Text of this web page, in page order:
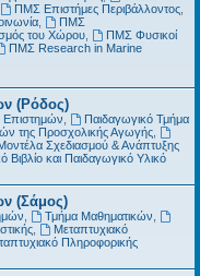
ΠΜΣ Επιστήμες Περιβάλλοντος,
,
ΠΜΣ
του Χώρου
ΠΜΣ Φυσικοί
ΠΜΣ Research in Marine
(Ρόδος)
Επιστημών
Παιδαγωγικό Τμήμα
της Προσχολικής Αγωγής,
Σχεδιασμού & Ανάπτυξης
Βιβλίο και Παιδαγωγικό Υλικό
(Σάμος)
Τμήμα Μαθηματικών
,
Μεταπτυχιακό
Πληροφορικής